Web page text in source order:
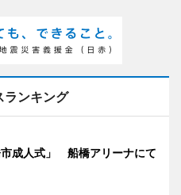
ランキング
市成人式」 船橋アリーナにて